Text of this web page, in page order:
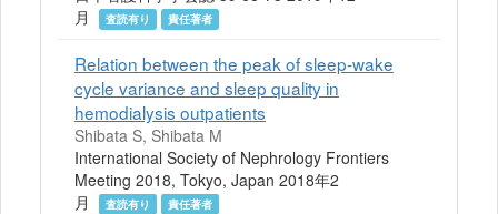
月
査読有り 責任著者
Relation between the peak of sleep-wake
cycle variance and sleep quality in
hemodialysis outpatients
Shibata S, Shibata M
International Society of Nephrology Frontiers
Meeting 2018, Tokyo, Japan 2018年2
月
査読有り 責任著者